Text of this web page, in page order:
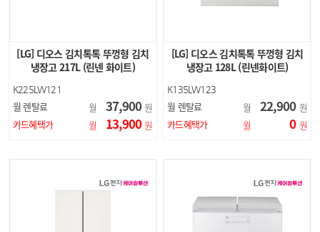
[LG] 디오스 김치톡톡 뚜껑형 김치
냉장고 217L (린넨 화이트)
K225LW121
월 렌탈료 월 37,900 원
카드혜택가
월 13,900 원
[LG] 디오스 김치톡톡 뚜껑형 김치
냉장고 128L (린넨화이트)
K135LW123
월 렌탈료 월 22,900 원
카드혜택가
월 0 원